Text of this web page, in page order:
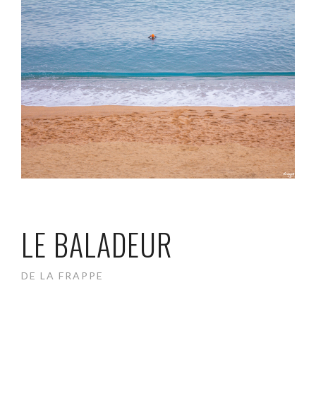
LE BALADEUR
DE LA FRAPPE